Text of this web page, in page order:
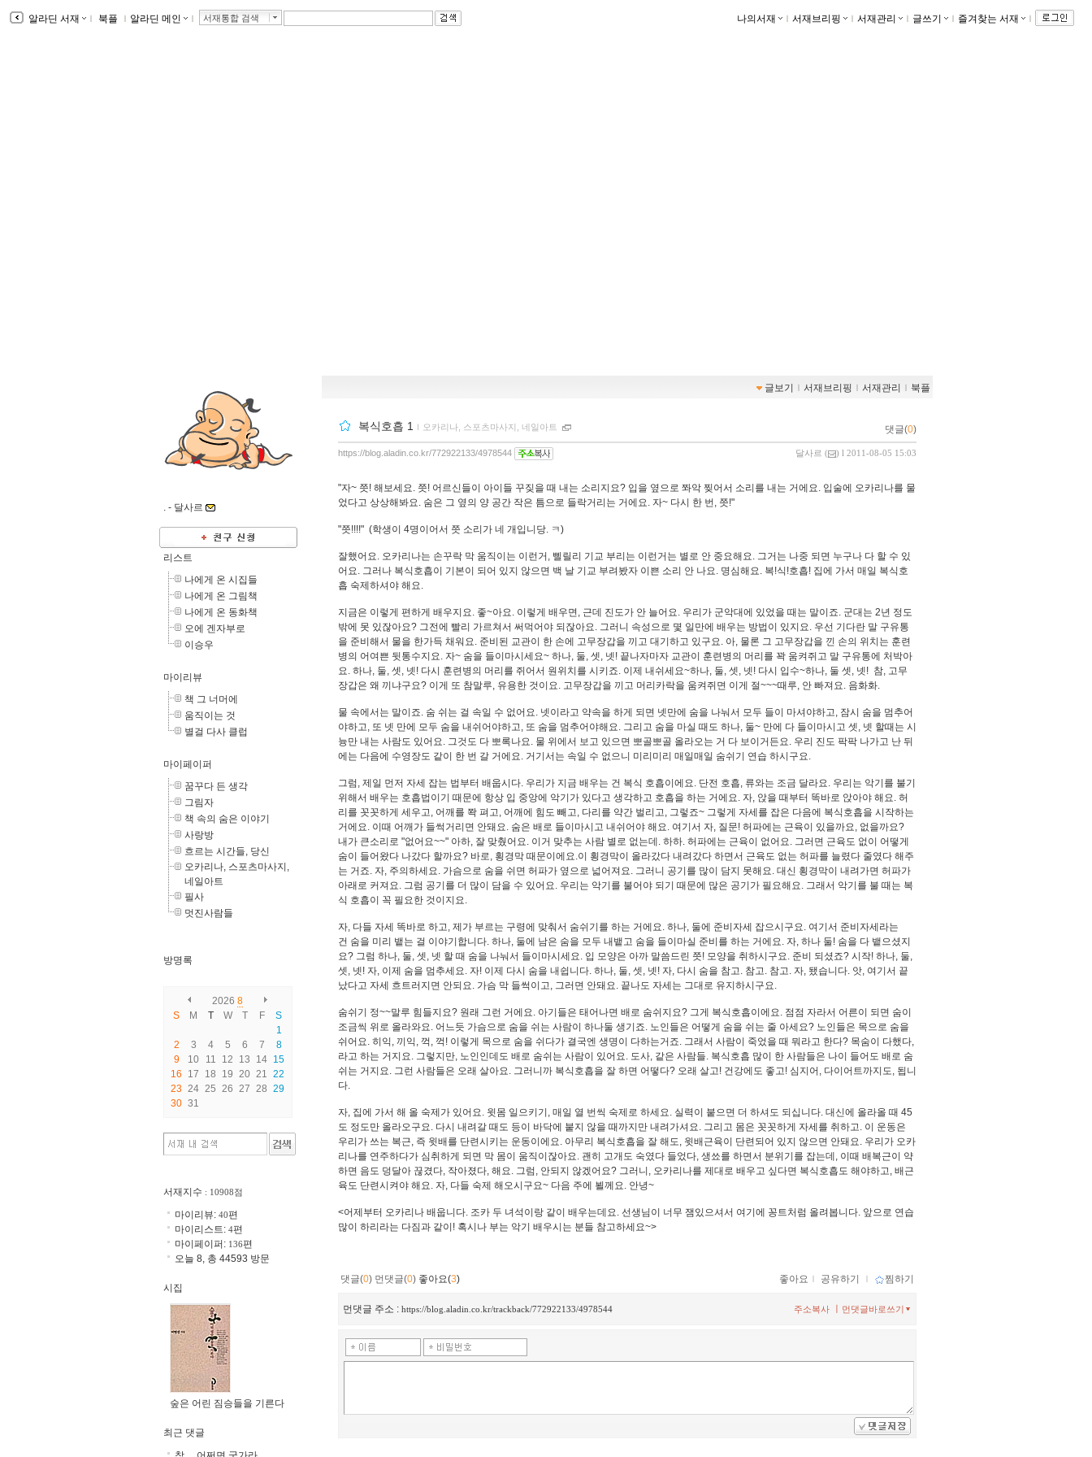
알라딘 서재 ｌ 북플 ｌ 알라딘 메인 ｌ 서재통합 검색 나의서재 ｌ 서재브리핑 ｌ 서재관리 ｌ 글쓰기 ｌ 즐겨찾는 서재 ｌ
글보기 ｌ 서재브리핑 ｌ 서재관리 ｌ 북플
복식호흡 1 ｌ 오카리나, 스포츠마사지, 네일아트 댓글(0)
달사르 ( ) l 2011-08-05 15:03
https://blog.aladin.co.kr/772922133/4978544
"자~ 쯧! 해보세요. 쯧! 어르신들이 아이들 꾸짖을 때 내는 소리지요? 입을 옆으로 쫘악 찢어서 소리를 내는 거에요. 입술에 오카리나를 물
었다고 상상해봐요. 숨은 그 옆의 양 공간 작은 틈으로 들락거리는 거에요. 자~ 다시 한 번, 쯧!"
"쯧!!!!" (학생이 4명이어서 쯧 소리가 네 개입니당. ㅋ)
잘했어요. 오카리나는 손꾸락 막 움직이는 이런거, 삘릴리 기교 부리는 이런거는 별로 안 중요해요. 그거는 나중 되면 누구나 다 할 수 있
어요. 그러나 복식호흡이 기본이 되어 있지 않으면 백 날 기교 부려봤자 이쁜 소리 안 나요. 명심해요. 복!식!호흡! 집에 가서 매일 복식호
흡 숙제하셔야 해요.
지금은 이렇게 편하게 배우지요. 좋~아요. 이렇게 배우면, 근데 진도가 안 늘어요. 우리가 군악대에 있었을 때는 말이죠. 군대는 2년 정도
밖에 못 있잖아요? 그전에 빨리 가르쳐서 써먹어야 되잖아요. 그러니 속성으로 몇 일만에 배우는 방법이 있지요. 우선 기다란 말 구유통
을 준비해서 물을 한가득 채워요. 준비된 교관이 한 손에 고무장갑을 끼고 대기하고 있구요. 아, 물론 그 고무장갑을 낀 손의 위치는 훈련
병의 어여쁜 뒷통수지요. 자~ 숨을 들이마시세요~ 하나, 둘, 셋, 넷! 끝나자마자 교관이 훈련병의 머리를 꽉 움켜쥐고 말 구유통에 처박아
요. 하나, 둘, 셋, 넷! 다시 훈련병의 머리를 쥐어서 원위치를 시키죠. 이제 내쉬세요~하나, 둘, 셋, 넷! 다시 입수~하나, 둘 셋, 넷! 참, 고무
장갑은 왜 끼냐구요? 이게 또 참말루, 유용한 것이요. 고무장갑을 끼고 머리카락을 움켜쥐면 이게 절~~~때루, 안 빠져요. 음화화.
물 속에서는 말이죠. 숨 쉬는 걸 속일 수 없어요. 넷이라고 약속을 하게 되면 넷만에 숨을 나눠서 모두 들이 마셔야하고, 잠시 숨을 멈추어
야하고, 또 넷 만에 모두 숨을 내쉬어야하고, 또 숨을 멈추어야해요. 그리고 숨을 마실 때도 하나, 둘~ 만에 다 들이마시고 셋, 넷 할때는 시
늉만 내는 사람도 있어요. 그것도 다 뽀록나요. 물 위에서 보고 있으면 뽀골뽀골 올라오는 거 다 보이거든요. 우리 진도 팍팍 나가고 난 뒤
에는 다음에 수영장도 같이 한 번 갈 거에요. 거기서는 속일 수 없으니 미리미리 매일매일 숨쉬기 연습 하시구요.
그럼, 제일 먼저 자세 잡는 법부터 배웁시다. 우리가 지금 배우는 건 복식 호흡이에요. 단전 호흡, 류와는 조금 달라요. 우리는 악기를 불기
위해서 배우는 호흡법이기 때문에 항상 입 중앙에 악기가 있다고 생각하고 호흡을 하는 거에요. 자, 앉을 때부터 똑바로 앉아야 해요. 허
리를 꼿꼿하게 세우고, 어깨를 쫙 펴고, 어깨에 힘도 빼고, 다리를 약간 벌리고, 그렇죠~ 그렇게 자세를 잡은 다음에 복식호흡을 시작하는
거에요. 이때 어깨가 들썩거리면 안돼요. 숨은 배로 들이마시고 내쉬어야 해요. 여기서 자, 질문! 허파에는 근육이 있을까요, 없을까요?
내가 큰소리로 "없어요~~" 아하, 잘 맞췄어요. 이거 맞추는 사람 별로 없는데. 하하. 허파에는 근육이 없어요. 그러면 근육도 없이 어떻게
숨이 들어왔다 나갔다 할까요? 바로, 횡경막 때문이에요.이 횡경막이 올라갔다 내려갔다 하면서 근육도 없는 허파를 늘렸다 줄였다 해주
는 거죠. 자, 주의하세요. 가슴으로 숨을 쉬면 허파가 옆으로 넓어져요. 그러니 공기를 많이 담지 못해요. 대신 횡경막이 내려가면 허파가
아래로 커져요. 그럼 공기를 더 많이 담을 수 있어요. 우리는 악기를 불어야 되기 때문에 많은 공기가 필요해요. 그래서 악기를 불 때는 복
식 호흡이 꼭 필요한 것이지요.
자, 다들 자세 똑바로 하고, 제가 부르는 구령에 맞춰서 숨쉬기를 하는 거에요. 하나, 둘에 준비자세 잡으시구요. 여기서 준비자세라는
건 숨을 미리 뱉는 걸 이야기합니다. 하나, 둘에 남은 숨을 모두 내뱉고 숨을 들이마실 준비를 하는 거에요. 자, 하나 둘! 숨을 다 뱉으셨지
요? 그럼 하나, 둘, 셋, 넷 할 때 숨을 나눠서 들이마시세요. 입 모양은 아까 말씀드린 쯧! 모양을 취하시구요. 준비 되셨죠? 시작! 하나, 둘,
셋, 넷! 자, 이제 숨을 멈추세요. 자! 이제 다시 숨을 내쉽니다. 하나, 둘, 셋, 넷! 자, 다시 숨을 참고. 참고. 참고. 자, 됐습니다. 앗, 여기서 끝
났다고 자세 흐트러지면 안되요. 가슴 막 들썩이고, 그러면 안돼요. 끝나도 자세는 그대로 유지하시구요.
숨쉬기 정~~말루 힘들지요? 원래 그런 거에요. 아기들은 태어나면 배로 숨쉬지요? 그게 복식호흡이에요. 점점 자라서 어른이 되면 숨이
조금씩 위로 올라와요. 어느듯 가슴으로 숨을 쉬는 사람이 하나둘 생기죠. 노인들은 어떻게 숨을 쉬는 줄 아세요? 노인들은 목으로 숨을
쉬어요. 히익, 끼익, 꺽, 꺽! 이렇게 목으로 숨을 쉬다가 결국엔 생명이 다하는거죠. 그래서 사람이 죽었을 때 뭐라고 한다? 목숨이 다했다,
라고 하는 거지요. 그렇지만, 노인인데도 배로 숨쉬는 사람이 있어요. 도사, 같은 사람들. 복식호흡 많이 한 사람들은 나이 들어도 배로 숨
쉬는 거지요. 그런 사람들은 오래 살아요. 그러니까 복식호흡을 잘 하면 어떻다? 오래 살고! 건강에도 좋고! 심지어, 다이어트까지도, 됩니
다.
자, 집에 가서 해 올 숙제가 있어요. 윗몸 일으키기, 매일 열 번씩 숙제로 하세요. 실력이 붙으면 더 하셔도 되십니다. 대신에 올라올 때 45
도 정도만 올라오구요. 다시 내려갈 때도 등이 바닥에 붙지 않을 때까지만 내려가셔요. 그리고 몸은 꼿꼿하게 자세를 취하고. 이 운동은
우리가 쓰는 복근, 즉 윗배를 단련시키는 운동이에요. 아무리 복식호흡을 잘 해도, 윗배근육이 단련되어 있지 않으면 안돼요. 우리가 오카
리나를 연주하다가 심취하게 되면 막 몸이 움직이잖아요. 괜히 고개도 숙였다 들었다, 생쑈를 하면서 분위기를 잡는데, 이때 배복근이 약
하면 음도 덩달아 끊겼다, 작아졌다, 해요. 그럼, 안되지 않겠어요? 그러니, 오카리나를 제대로 배우고 싶다면 복식호흡도 해야하고, 배근
육도 단련시켜야 해요. 자, 다들 숙제 해오시구요~ 다음 주에 뵐께요. 안녕~
<어제부터 오카리나 배웁니다. 조카 두 녀석이랑 같이 배우는데요. 선생님이 너무 잼있으셔서 여기에 꽁트처럼 올려봅니다. 앞으로 연습
많이 하리라는 다짐과 같이! 혹시나 부는 악기 배우시는 분들 참고하세요~>
댓글(0) 먼댓글(0) 좋아요(3) 좋아요 ｌ 공유하기 ｌ 찜하기
먼댓글 주소 : https://blog.aladin.co.kr/trackback/772922133/4978544 먼댓글바로쓰기
주소복사
. - 달사르
리스트
나에게 온 시집들
나에게 온 그림책
나에게 온 동화책
오에 겐자부로
이승우
마이리뷰
책 그 너머에
움직이는 것
별걸 다사 클럽
마이페이퍼
꿈꾸다 든 생각
그림자
책 속의 숨은 이야기
사랑방
흐르는 시간들, 당신
오카리나, 스포츠마사지,
네일아트
필사
멋진사람들
방명록
2026 8
S
M T W T F
S
1
2
3 4 5 6 7
8
9
10 11 12 13 14 15
16
17 18 19 20 21 22
23 24 25 26 27 28 29
30 31
서재지수 : 10908점
마이리뷰: 40편
마이리스트: 4편
마이페이퍼: 136편
오늘 8, 총 44593 방문
시집
숲은 어린 짐승들을 기른다
최근 댓글